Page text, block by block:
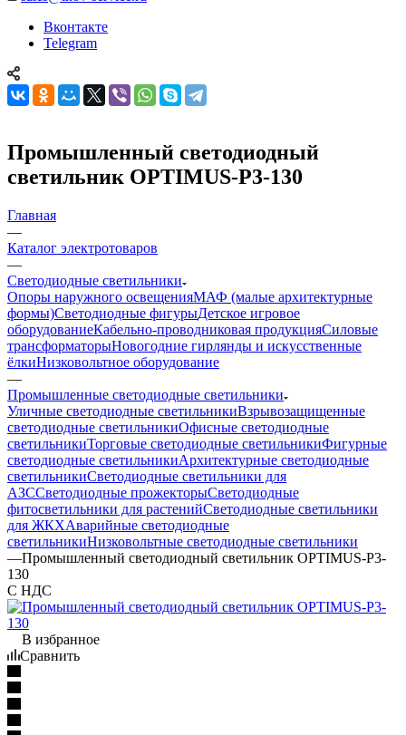
Вконтакте
Telegram
Промышленный светодиодный
светильник OPTIMUS-P3-130
Главная
—
Каталог электротоваров
—
Светодиодные светильники
Опоры наружного освещенияМАФ (малые архитектурные
формы)Светодиодные фигурыДетское игровое
оборудованиеКабельно-проводниковая продукцияСиловые
трансформаторыНовогодние гирлянды и искусственные
ёлкиНизковольтное оборудование
—
Промышленные светодиодные светильники
Уличные светодиодные светильникиВзрывозащищенные
светодиодные светильникиОфисные светодиодные
светильникиТорговые светодиодные светильникиФигурные
светодиодные светильникиАрхитектурные светодиодные
светильникиСветодиодные светильники для
АЗССветодиодные прожекторыСветодиодные
фитосветильники для растенийСветодиодные светильники
для ЖКХАварийные светодиодные
светильникиНизковольтные светодиодные светильники
—Промышленный светодиодный светильник OPTIMUS-P3-
130
С НДС
В избранное
Сравнить